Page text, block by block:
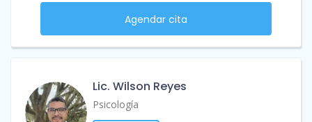
Agendar cita
Lic. Wilson Reyes
Psicología